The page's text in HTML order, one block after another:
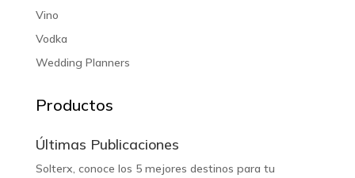
Vino
Vodka
Wedding Planners
Productos
Últimas Publicaciones
Solterx, conoce los 5 mejores destinos para tu